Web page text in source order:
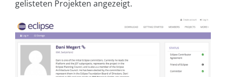
gelisteten Projekten angezeigt.